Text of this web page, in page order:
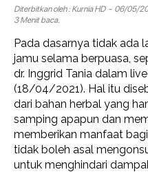
Diterbitkan oleh : Kurnia HD- 06/05/
3 Menit baca.
Pada dasarnya tidak ada
jamu selama berpuasa,
dr. Inggrid Tania dalam
(18/04/2021). Hal itu
dari bahan herbal yang
samping apapun dan
memberikan manfaat
tidak boleh asal
untuk menghindari